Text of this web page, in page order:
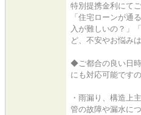
特別提携金利にて
「住宅ローンが通
入が難しいの？」
ど、不安やお悩み
◆ご都合の良い日
にも対応可能です
・雨漏り、構造上
管の故障や漏水に